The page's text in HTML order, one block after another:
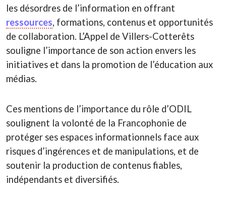
les désordres de l’information en offrant
ressources, formations, contenus et opportunités
de collaboration. L’Appel de Villers-Cotterêts
souligne l’importance de son action envers les
initiatives et dans la promotion de l’éducation aux
médias.
Ces mentions de l’importance du rôle d’ODIL
soulignent la volonté de la Francophonie de
protéger ses espaces informationnels face aux
risques d’ingérences et de manipulations, et de
soutenir la production de contenus fiables,
indépendants et diversifiés.